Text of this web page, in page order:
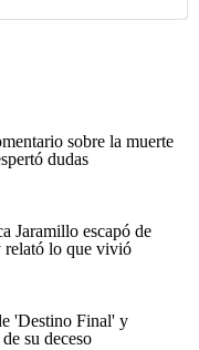
sobre la muerte
dudas
Jaramillo escapó de
relató lo que vivió
'Destino Final' y
su deceso